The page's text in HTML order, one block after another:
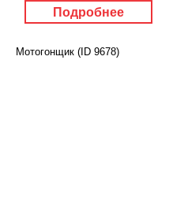
Подробнее
Мотогонщик (ID 9678)